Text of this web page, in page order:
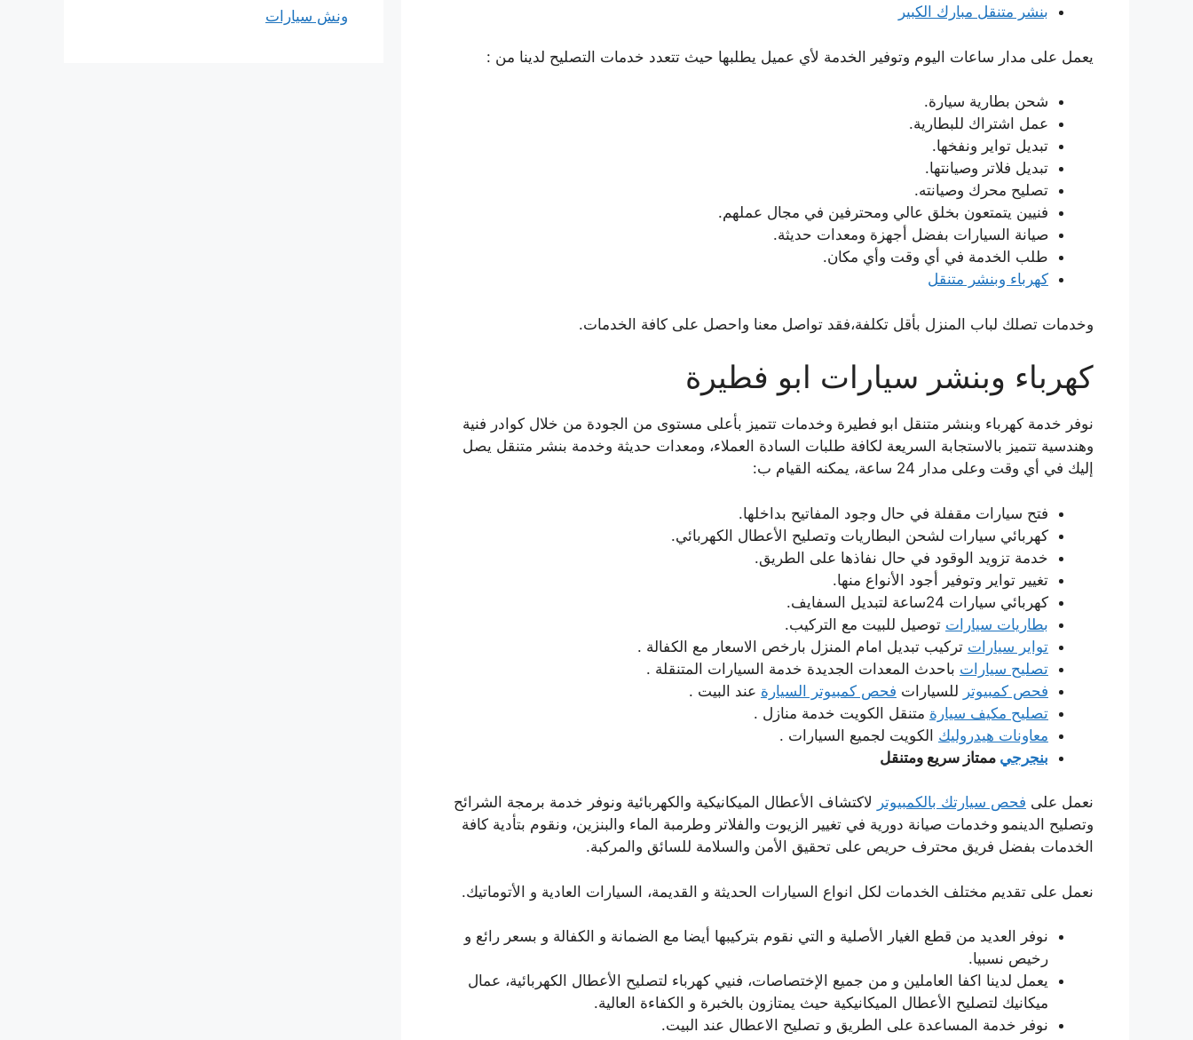
بنشر متنقل مبارك الكبير
يعمل على مدار ساعات اليوم وتوفير الخدمة لأي عميل يطلبها حيث تتعدد خدمات التصليح لدينا من :
شحن بطارية سيارة.
عمل اشتراك للبطارية.
تبديل تواير ونفخها.
تبديل فلاتر وصيانتها.
تصليح محرك وصيانته.
فنيين يتمتعون بخلق عالي ومحترفين في مجال عملهم.
صيانة السيارات بفضل أجهزة ومعدات حديثة.
طلب الخدمة في أي وقت وأي مكان.
كهرباء وبنشر متنقل
وخدمات تصلك لباب المنزل بأقل تكلفة،فقد تواصل معنا واحصل على كافة الخدمات.
كهرباء وبنشر سيارات ابو فطيرة
نوفر خدمة كهرباء وبنشر متنقل ابو فطيرة وخدمات تتميز بأعلى مستوى من الجودة من خلال كوادر فنية
وهندسية تتميز بالاستجابة السريعة لكافة طلبات السادة العملاء، ومعدات حديثة وخدمة بنشر متنقل يصل
إليك في أي وقت وعلى مدار 24 ساعة، يمكنه القيام ب:
فتح سيارات مقفلة في حال وجود المفاتيح بداخلها.
كهربائي سيارات لشحن البطاريات وتصليح الأعطال الكهربائي.
خدمة تزويد الوقود في حال نفاذها على الطريق.
تغيير تواير وتوفير أجود الأنواع منها.
كهربائي سيارات 24ساعة لتبديل السفايف.
بطاريات سيارات توصيل للبيت مع التركيب.
تواير سيارات تركيب تبديل امام المنزل بارخص الاسعار مع الكفالة .
تصليح سيارات باحدث المعدات الجديدة خدمة السيارات المتنقلة .
فحص كمبيوتر للسيارات فحص كمبيوتر السيارة عند البيت .
تصليح مكيف سيارة متنقل الكويت خدمة منازل .
معاونات هيدروليك الكويت لجميع السيارات .
بنجرجي ممتاز سريع ومتنقل
نعمل على فحص سيارتك بالكمبيوتر لاكتشاف الأعطال الميكانيكية والكهربائية ونوفر خدمة برمجة الشرائح
وتصليح الدينمو وخدمات صيانة دورية في تغيير الزيوت والفلاتر وطرمبة الماء والبنزين، ونقوم بتأدية كافة
الخدمات بفضل فريق محترف حريص على تحقيق الأمن والسلامة للسائق والمركبة.
نعمل على تقديم مختلف الخدمات لكل انواع السيارات الحديثة و القديمة، السيارات العادية و الأتوماتيك.
نوفر العديد من قطع الغيار الأصلية و التي نقوم بتركيبها أيضا مع الضمانة و الكفالة و بسعر رائع و
رخيص نسبيا.
يعمل لدينا اكفا العاملين و من جميع الإختصاصات، فنيي كهرباء لتصليح الأعطال الكهربائية، عمال
ميكانيك لتصليح الأعطال الميكانيكية حيث يمتازون بالخبرة و الكفاءة العالية.
نوفر خدمة المساعدة على الطريق و تصليح الاعطال عند البيت.
ونش سيارات